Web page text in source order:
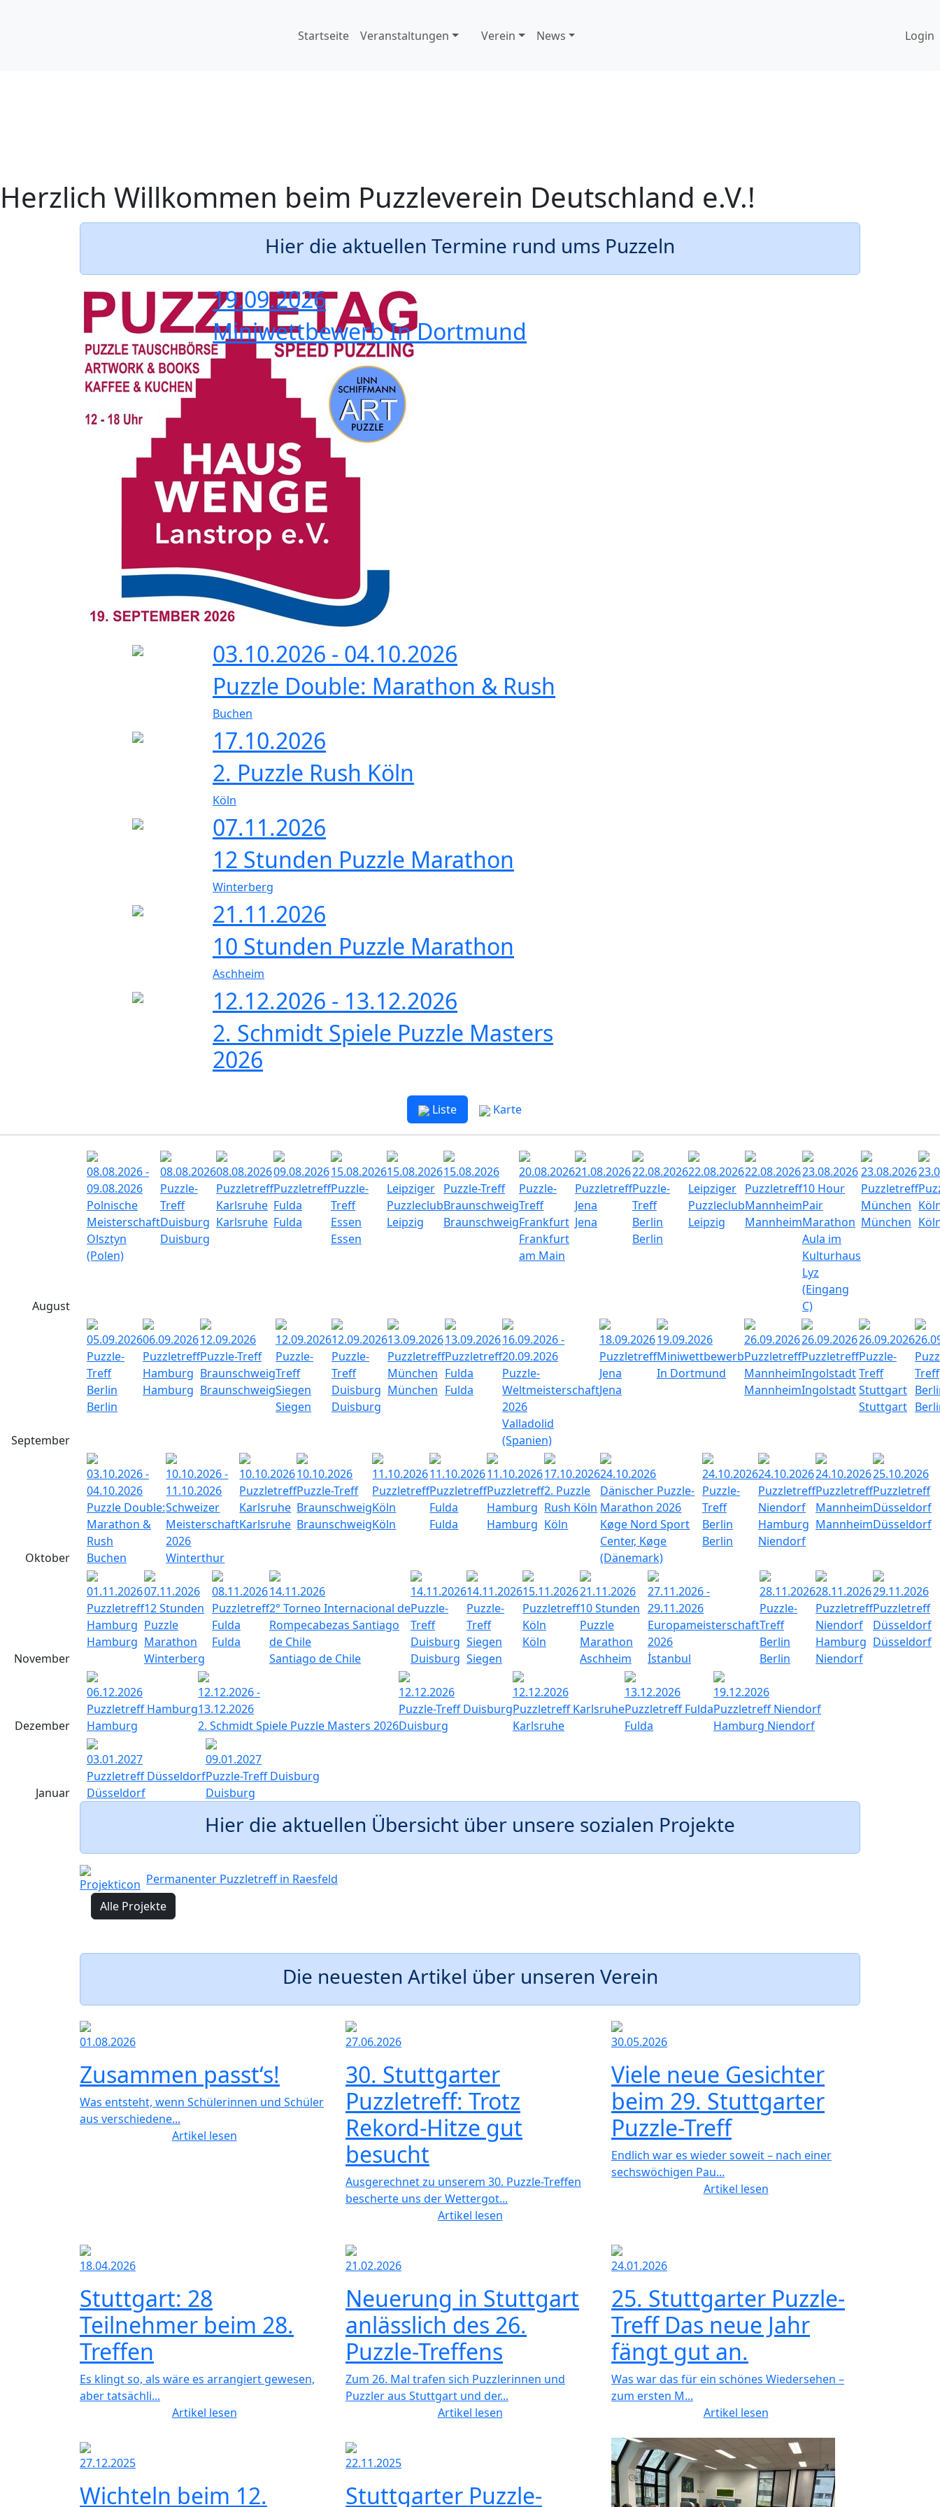
Startseite Veranstaltungen Verein News Login
Herzlich Willkommen beim Puzzleverein Deutschland e.V.!
Hier die aktuellen Termine rund ums Puzzeln
19.09.2026
Miniwettbewerb In Dortmund
03.10.2026 - 04.10.2026
Puzzle Double: Marathon & Rush
Buchen
17.10.2026
2. Puzzle Rush Köln
Köln
07.11.2026
12 Stunden Puzzle Marathon
Winterberg
21.11.2026
10 Stunden Puzzle Marathon
Aschheim
12.12.2026 - 13.12.2026
2. Schmidt Spiele Puzzle Masters
2026
Liste Karte
August
08.08.2026 -
09.08.2026
Polnische
Meisterschaft
Olsztyn
(Polen)
08.08.2026
Puzzle-
Treff
Duisburg
Duisburg
08.08.2026
Puzzletreff
Karlsruhe
Karlsruhe
09.08.2026
Puzzletreff
Fulda
Fulda
15.08.2026
Puzzle-
Treff
Essen
Essen
15.08.2026
Leipziger
Puzzleclub
Leipzig
15.08.2026
Puzzle-Treff
Braunschweig
Braunschweig
20.08.2026
Puzzle-
Treff
Frankfurt
Frankfurt
am Main
21.08.2026
Puzzletreff
Jena
Jena
22.08.2026
Puzzle-
Treff
Berlin
Berlin
22.08.2026
Leipziger
Puzzleclub
Leipzig
22.08.2026
Puzzletreff
Mannheim
Mannheim
23.08.2026
10 Hour
Pair
Marathon
Aula im
Kulturhaus
Lyz
(Eingang
C)
23.08.2026
Puzzletreff
München
München
September
05.09.2026
Puzzle-
Treff
Berlin
Berlin
06.09.2026
Puzzletreff
Hamburg
Hamburg
12.09.2026
Puzzle-Treff
Braunschweig
Braunschweig
12.09.2026
Puzzle-
Treff
Siegen
Siegen
12.09.2026
Puzzle-
Treff
Duisburg
Duisburg
13.09.2026
Puzzletreff
München
München
13.09.2026
Puzzletreff
Fulda
Fulda
16.09.2026 -
20.09.2026
Puzzle-
Weltmeisterschaft
2026
Valladolid
(Spanien)
18.09.2026
Puzzletreff
Jena
Jena
19.09.2026
Miniwettbewerb
In Dortmund
26.09.2026
Puzzletreff
Mannheim
Mannheim
26.09.2026
Puzzletreff
Ingolstadt
Ingolstadt
26.09.2026
Puzzle-
Treff
Stuttgart
Stuttgart
Treff
Oktober
03.10.2026 -
04.10.2026
Puzzle Double:
Marathon &
Rush
Buchen
10.10.2026 -
11.10.2026
Schweizer
Meisterschaft
2026
Winterthur
10.10.2026
Puzzletreff
Karlsruhe
Karlsruhe
10.10.2026
Puzzle-Treff
Braunschweig
Braunschweig
11.10.2026
Puzzletreff
Köln
Köln
11.10.2026
Puzzletreff
Fulda
Fulda
11.10.2026
Puzzletreff
Hamburg
Hamburg
17.10.2026
2. Puzzle
Rush Köln
Köln
24.10.2026
Dänischer Puzzle-
Marathon 2026
Køge Nord Sport
Center, Køge
(Dänemark)
24.10.2026
Puzzle-
Treff
Berlin
Berlin
24.10.2026
Puzzletreff
Niendorf
Hamburg
Niendorf
24.10.2026
Puzzletreff
Mannheim
Mannheim
25.10.2026
Puzzletreff
Düsseldorf
Düsseldorf
November
01.11.2026
Puzzletreff
Hamburg
Hamburg
07.11.2026
12 Stunden
Puzzle
Marathon
Winterberg
08.11.2026
Puzzletreff
Fulda
Fulda
14.11.2026
2° Torneo Internacional de
Rompecabezas Santiago
de Chile
Santiago de Chile
14.11.2026
Puzzle-
Treff
Duisburg
Duisburg
14.11.2026
Puzzle-
Treff
Siegen
Siegen
15.11.2026
Puzzletreff
Köln
Köln
21.11.2026
10 Stunden
Puzzle
Marathon
Aschheim
27.11.2026 -
29.11.2026
Europameisterschaft
2026
İstanbul
28.11.2026
Puzzle-
Treff
Berlin
Berlin
28.11.2026
Puzzletreff
Niendorf
Hamburg
Niendorf
29.11.2026
Puzzletreff
Düsseldorf
Düsseldorf
Dezember
06.12.2026
Puzzletreff Hamburg
Hamburg
12.12.2026 -
13.12.2026
2. Schmidt Spiele Puzzle Masters 2026
12.12.2026
Puzzle-Treff Duisburg
Duisburg
12.12.2026
Puzzletreff Karlsruhe
Karlsruhe
13.12.2026
Puzzletreff Fulda
Fulda
19.12.2026
Puzzletreff Niendorf
Hamburg Niendorf
Januar
03.01.2027
Puzzletreff Düsseldorf
Düsseldorf
09.01.2027
Puzzle-Treff Duisburg
Duisburg
Hier die aktuellen Übersicht über unsere sozialen Projekte
Permanenter Puzzletreff in Raesfeld
Alle Projekte
Die neuesten Artikel über unseren Verein
01.08.2026
Zusammen passt‘s!
Was entsteht, wenn Schülerinnen und Schüler
aus verschiedene...
Artikel lesen
27.06.2026
30. Stuttgarter
Puzzletreff: Trotz
Rekord-Hitze gut
besucht
Ausgerechnet zu unserem 30. Puzzle-Treffen
bescherte uns der Wettergot...
Artikel lesen
30.05.2026
Viele neue Gesichter
beim 29. Stuttgarter
Puzzle-Treff
Endlich war es wieder soweit – nach einer
sechswöchigen Pau...
Artikel lesen
18.04.2026
Stuttgart: 28
Teilnehmer beim 28.
Treffen
Es klingt so, als wäre es arrangiert gewesen,
aber tatsächli...
Artikel lesen
21.02.2026
Neuerung in Stuttgart
anlässlich des 26.
Puzzle-Treffens
Zum 26. Mal trafen sich Puzzlerinnen und
Puzzler aus Stuttgart und der...
Artikel lesen
24.01.2026
25. Stuttgarter Puzzle-
Treff Das neue Jahr
fängt gut an.
Was war das für ein schönes Wiedersehen –
zum ersten M...
Artikel lesen
27.12.2025
Wichteln beim 12.
22.11.2025
Stuttgarter Puzzle-